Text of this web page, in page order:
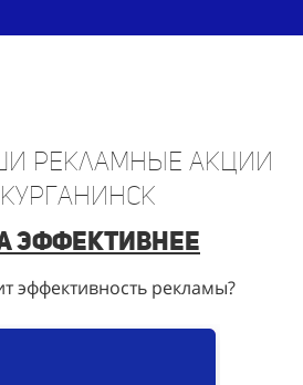
рекламные акции
Курганинск
эффективнее
эффективность рекламы?